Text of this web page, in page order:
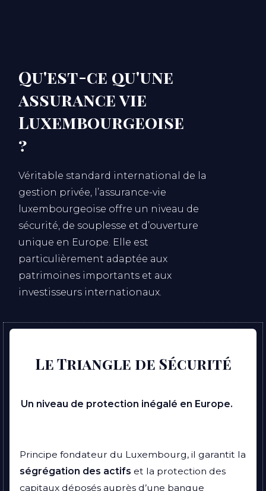
Qu'est-ce qu'une
assurance vie
Luxembourgeoise
?
Véritable standard international de la
gestion privée, l’assurance-vie
luxembourgeoise offre un niveau de
sécurité, de souplesse et d’ouverture
unique en Europe. Elle est
particulièrement adaptée aux
patrimoines importants et aux
investisseurs internationaux.
Le Triangle de Sécurité
Un niveau de protection inégalé en Europe.
Principe fondateur du Luxembourg, il garantit la
ségrégation des actifs et la protection des
capitaux déposés auprès d’une banque